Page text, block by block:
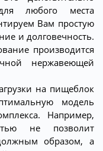
любого места
Вам простую
и долговечность.
производится
нержавеющей
на пищеблок
модель
Например,
не позволит
образом, а